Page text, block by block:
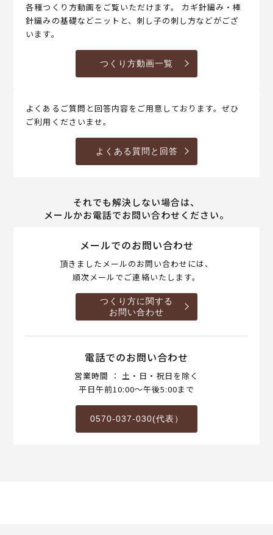
各種つくり方動画をご覧いただけます。 カギ針編み・棒
針編みの基礎などニットと、刺し子の刺し方などがござ
います。
つくり方動画一覧
よくあるご質問と回答内容をご用意しております。ぜひ
ご利用くださいませ。
よくある質問と回答
それでも解決しない場合は、
メールかお電話でお問い合わせください。
メールでのお問い合わせ
頂きましたメールのお問い合わせには、
順次メールでご連絡いたします。
つくり方に関する
お問い合わせ
電話でのお問い合わせ
営業時間 ： 土・日・祝日を除く
平日午前10:00～午後5:00まで
0570-037-030(代表）